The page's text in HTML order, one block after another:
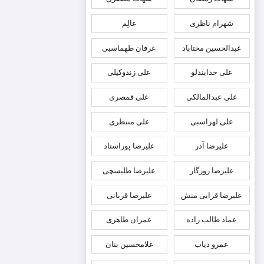
شهرام ناظری عالِم
عبدالحسین مختاباد عرفان طهماسبی
علی خدابندلو علی زندوکیلی
علی عبدالمالکی علی قمصری
علی لهراسبی علی منتظری
علیرضا آذر علیرضا پوراستاد
علیرضا روزگار علیرضا طلیسچی
علیرضا قرایی منش علیرضا قربانی
عماد طالب زاده عمران طاهری
عمرو دیاب غلامحسین بنان